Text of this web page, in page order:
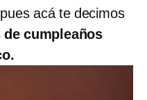
acá te decimos
de cumpleaños